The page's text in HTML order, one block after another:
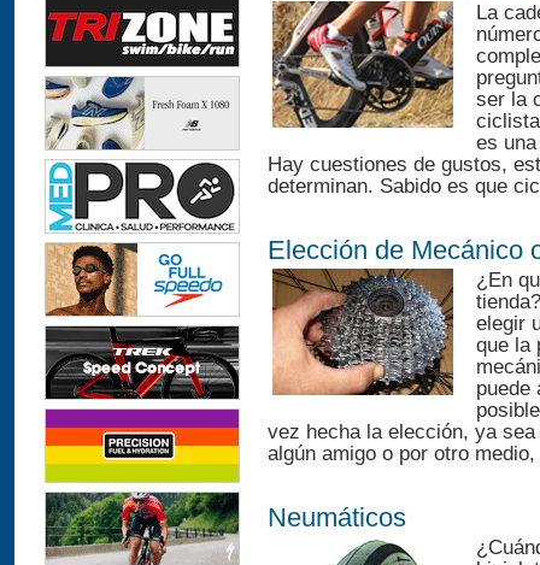
La
ser la
es
Hay cuestiones de gustos,
determinan. Sabido es que
Elección de Mecánico
¿En
elegir
que la
puede
vez hecha la elección, ya
algún amigo o por otro
Neumáticos